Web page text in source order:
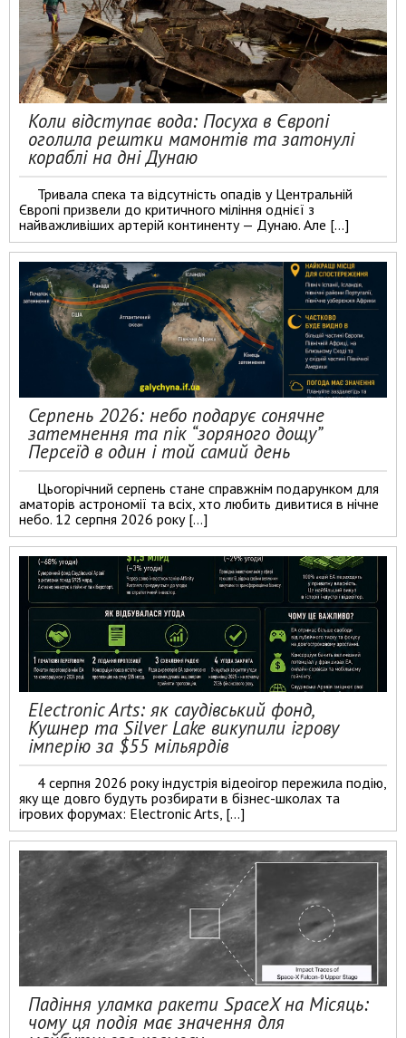
Коли відступає вода: Посуха в Європі
оголила рештки мамонтів та затонулі
кораблі на дні Дунаю
Тривала спека та відсутність опадів у Центральній
Європі призвели до критичного міління однієї з
найважливіших артерій континенту — Дунаю. Але […]
Серпень 2026: небо подарує сонячне
затемнення та пік “зоряного дощу”
Персеїд в один і той самий день
Цьогорічний серпень стане справжнім подарунком для
аматорів астрономії та всіх, хто любить дивитися в нічне
небо. 12 серпня 2026 року […]
Electronic Arts: як саудівський фонд,
Кушнер та Silver Lake викупили ігрову
імперію за $55 мільярдів
4 серпня 2026 року індустрія відеоігор пережила подію,
яку ще довго будуть розбирати в бізнес-школах та
ігрових форумах: Electronic Arts, […]
Падіння уламка ракети SpaceX на Місяць:
чому ця подія має значення для